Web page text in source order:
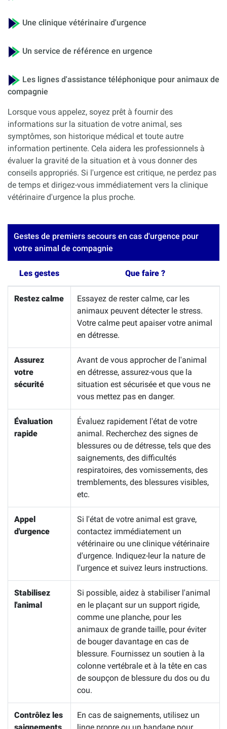
Une clinique vétérinaire d'urgence
Un service de référence en urgence
Les lignes d'assistance téléphonique pour animaux de
compagnie
Lorsque vous appelez, soyez prêt à fournir des
informations sur la situation de votre animal, ses
symptômes, son historique médical et toute autre
information pertinente. Cela aidera les professionnels à
évaluer la gravité de la situation et à vous donner des
conseils appropriés. Si l'urgence est critique, ne perdez pas
de temps et dirigez-vous immédiatement vers la clinique
vétérinaire d'urgence la plus proche.
Gestes de premiers secours en cas d'urgence pour
votre animal de compagnie
Les gestes Que faire ?
Restez calme
Essayez de rester calme, car les
animaux peuvent détecter le stress.
Votre calme peut apaiser votre animal
en détresse.
Assurez
votre
sécurité
Avant de vous approcher de l'animal
en détresse, assurez-vous que la
situation est sécurisée et que vous ne
vous mettez pas en danger.
Évaluation
rapide
Évaluez rapidement l'état de votre
animal. Recherchez des signes de
blessures ou de détresse, tels que des
saignements, des difficultés
respiratoires, des vomissements, des
tremblements, des blessures visibles,
etc.
Appel
d'urgence
Si l'état de votre animal est grave,
contactez immédiatement un
vétérinaire ou une clinique vétérinaire
d'urgence. Indiquez-leur la nature de
l'urgence et suivez leurs instructions.
Stabilisez
l'animal
Si possible, aidez à stabiliser l'animal
en le plaçant sur un support rigide,
comme une planche, pour les
animaux de grande taille, pour éviter
de bouger davantage en cas de
blessure. Fournissez un soutien à la
colonne vertébrale et à la tête en cas
de soupçon de blessure du dos ou du
cou.
Contrôlez les
En cas de saignements, utilisez un